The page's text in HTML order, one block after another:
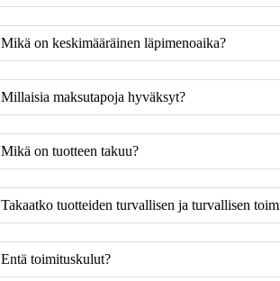
Mikä on keskimääräinen läpimenoaika?
Millaisia ​​maksutapoja hyväksyt?
Mikä on tuotteen takuu?
Takaatko tuotteiden turvallisen ja turvallisen
Entä toimituskulut?